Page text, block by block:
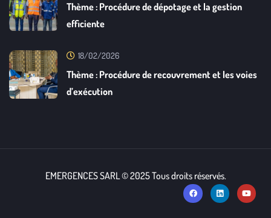
Thème : Procédure de dépotage et la gestion
efficiente
18/02/2026
Thème : Procédure de recouvrement et les voies
d’exécution
EMERGENCES SARL © 2025 Tous droits réservés.